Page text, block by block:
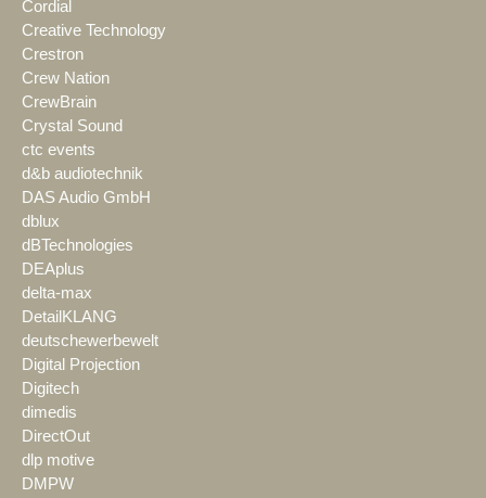
Cordial
Creative Technology
Crestron
Crew Nation
CrewBrain
Crystal Sound
ctc events
d&b audiotechnik
DAS Audio GmbH
dblux
dBTechnologies
DEAplus
delta-max
DetailKLANG
deutschewerbewelt
Digital Projection
Digitech
dimedis
DirectOut
dlp motive
DMPW